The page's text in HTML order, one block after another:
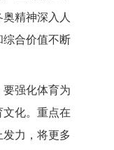
精神深入人
综合价值不断
强化体育为
文化。重点在
力，将更多